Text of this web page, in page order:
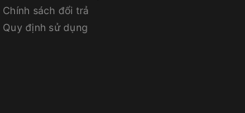
Chính sách đổi trả
Quy định sử dụng